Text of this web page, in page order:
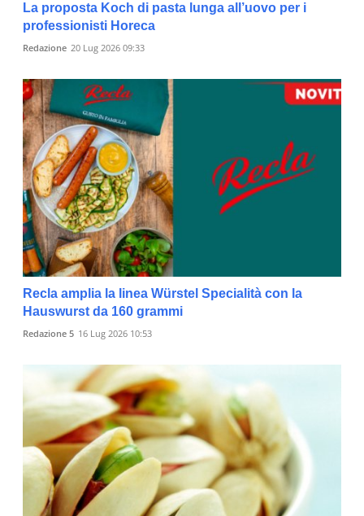
La proposta Koch di pasta lunga all’uovo per i
professionisti Horeca
Redazione 20 Lug 2026 09:33
Recla amplia la linea Würstel Specialità con la
Hauswurst da 160 grammi
Redazione 5 16 Lug 2026 10:53